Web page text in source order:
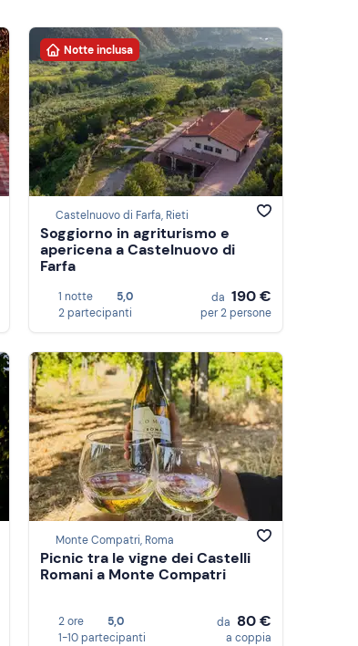
Notte inclusa
Castelnuovo di Farfa, Rieti
Soggiorno in agriturismo e
apericena a Castelnuovo di
Farfa
1 notte
5,0
2 partecipanti
da 190 €
per 2 persone
Monte Compatri, Roma
Picnic tra le vigne dei Castelli
Romani a Monte Compatri
2 ore
5,0
1-10 partecipanti
da 80 €
a coppia